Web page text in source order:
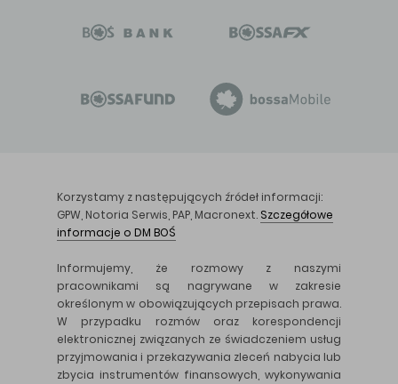
Korzystamy z następujących źródeł informacji:
GPW, Notoria Serwis, PAP, Macronext. Szczegółowe
informacje o DM BOŚ
Informujemy, że rozmowy z naszymi
pracownikami są nagrywane w zakresie
określonym w obowiązujących przepisach prawa.
W przypadku rozmów oraz korespondencji
elektronicznej związanych ze świadczeniem usług
przyjmowania i przekazywania zleceń nabycia lub
zbycia instrumentów finansowych, wykonywania